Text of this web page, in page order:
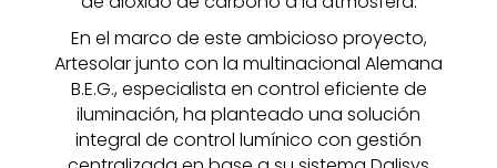
En el marco de este ambicioso proyecto,
Artesolar junto con la multinacional Alemana
B.E.G., especialista en control eficiente de
iluminación, ha planteado una solución
integral de control lumínico con gestión